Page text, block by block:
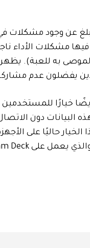
عن وجود مشكلات
مشكلات الأداء
به للعبة).
يفضلون عدم